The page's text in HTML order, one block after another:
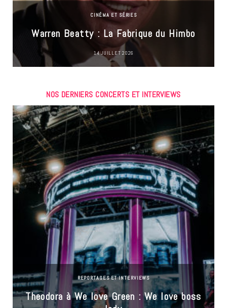
CINÉMA ET SÉRIES
Warren Beatty : La Fabrique du Himbo
14 JUILLET 2026
NOS DERNIERS CONCERTS ET INTERVIEWS
REPORTAGES ET INTERVIEWS
Theodora à We love Green : We love boss